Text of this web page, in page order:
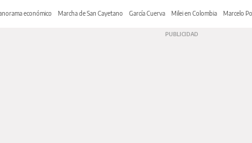
económico Marcha de San Cayetano García Cuerva Milei en Colombia Marcelo